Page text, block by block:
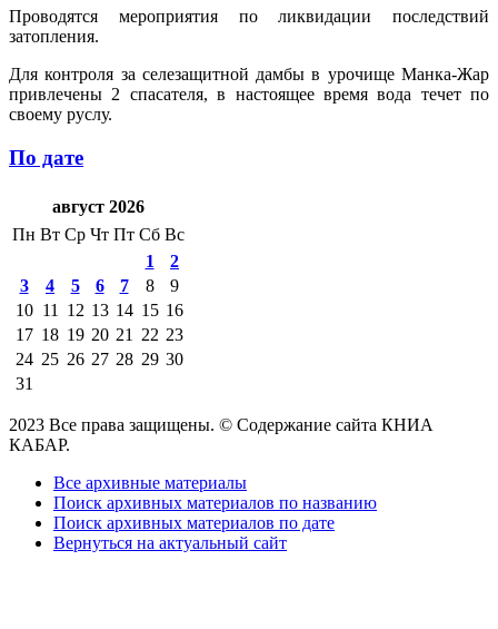
Проводятся мероприятия по ликвидации последствий
затопления.
Для контроля за селезащитной дамбы в урочище Манка-Жар
привлечены 2 спасателя, в настоящее время вода течет по
своему руслу.
По дате
август 2026
Пн Вт Ср Чт Пт Сб Вс
1
2
3
4 5 6 7 8
9
10 11 12 13 14 15 16
17 18 19 20 21 22 23
24 25 26 27 28 29 30
31
2023 Все права защищены. © Содержание сайта КНИА
КАБАР.
Все архивные материалы
Поиск архивных материалов по названию
Поиск архивных материалов по дате
Вернуться на актуальный сайт